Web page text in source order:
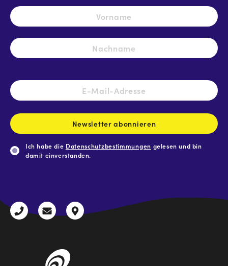
Name *
E-
Mail-
Newsletter abonnieren
Ich habe die Datenschutzbestimmungen gelesen und bin
damit einverstanden.
+43
radio@freequenns.at
Kulturhausstraße